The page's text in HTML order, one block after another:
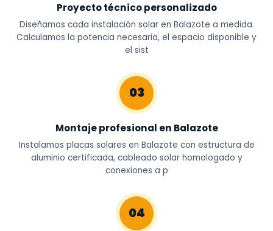
Proyecto técnico personalizado
Diseñamos cada instalación solar en Balazote a medida.
Calculamos la potencia necesaria, el espacio disponible y
el sist
03
Montaje profesional en Balazote
Instalamos placas solares en Balazote con estructura de
aluminio certificada, cableado solar homologado y
conexiones a p
04